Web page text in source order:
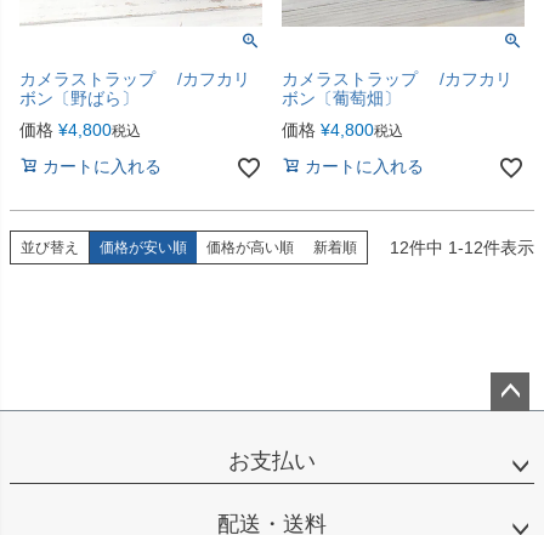
カメラストラップ /カフカリ
ボン〔野ばら〕
価格 ¥4,800税込
カートに入れる
カメラストラップ /カフカリ
ボン〔葡萄畑〕
価格 ¥4,800税込
カートに入れる
並び替え 価格が安い順 価格が高い順 新着順 12件中 1-12件表示
ップ
お支払い
配送・送料